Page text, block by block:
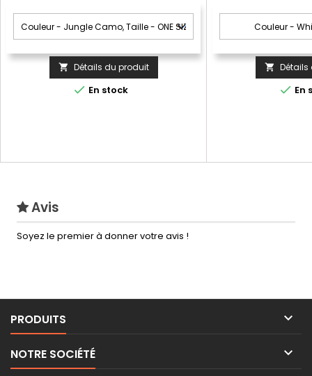
 Détails du produit
 En stock
 Détails
 En
Avis
Soyez le premier à donner votre avis !
PRODUITS 
NOTRE SOCIÉTÉ 